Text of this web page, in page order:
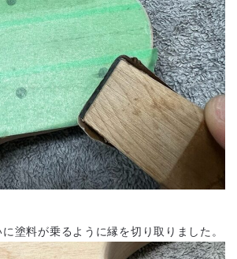
塗料が乗るように縁を切り取りました。